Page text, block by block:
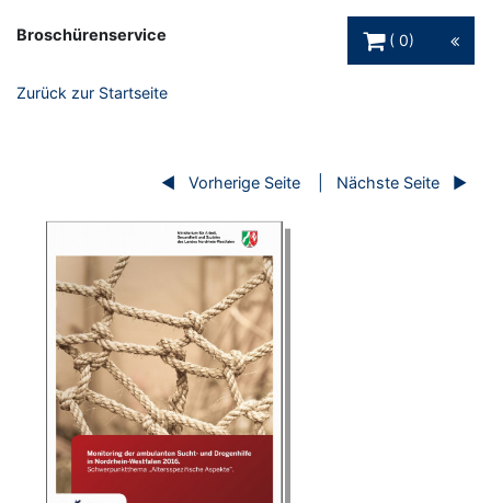
Broschürenservice
0
Zurück zur Startseite
Vorherige Seite Nächste Seite